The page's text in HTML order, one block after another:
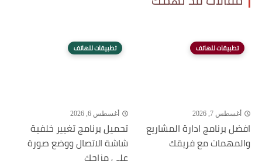
تطبيقات للهاتف
أغسطس 7, 2026
افضل برنامج ادارة المشاريع
والمهمات مع فريقك
تطبيقات للهاتف
أغسطس 6, 2026
تحميل برنامج تغيير خلفية
شاشة الاتصال ووضع صورة
على مزاجك